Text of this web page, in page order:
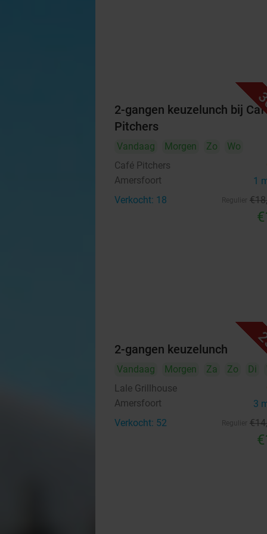
2-gangen keuzelunch bij
Pitchers
Vandaag Morgen Zo
Wo
Café Pitchers
Amersfoort 1
Verkocht: 18 €18
2-gangen keuzelunch
Vandaag Morgen Za Zo Di
Lale Grillhouse
Amersfoort 3
Verkocht: 52 €14